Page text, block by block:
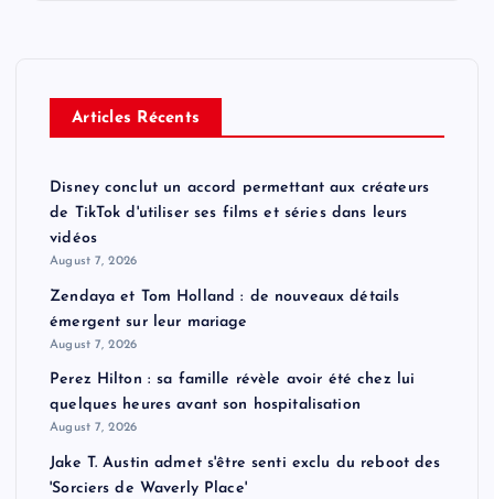
Articles Récents
Disney conclut un accord permettant aux créateurs
de TikTok d'utiliser ses films et séries dans leurs
vidéos
August 7, 2026
Zendaya et Tom Holland : de nouveaux détails
émergent sur leur mariage
August 7, 2026
Perez Hilton : sa famille révèle avoir été chez lui
quelques heures avant son hospitalisation
August 7, 2026
Jake T. Austin admet s'être senti exclu du reboot des
'Sorciers de Waverly Place'